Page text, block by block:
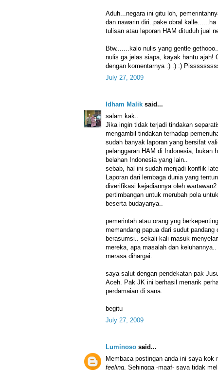
Aduh...negara ini gitu loh,
dan nawarin diri..pake obral
tulisan atau laporan HAM dituduh jual
Btw.......kalo nulis yang gentle
nulis ga jelas siapa, kayak hantu ajah!
dengan komentarnya :) :) :)
July 27, 2009
Idham Malik said...
salam kak..
Jika ingin tidak terjadi tindakan
mengambil tindakan terhadap
sudah banyak laporan yang bersifat
pelanggaran HAM di Indonesia, bukan
belahan Indonesia yang lain..
sebab, hal ini sudah menjadi konflik
Laporan dari lembaga dunia yang
diverifikasi kejadiannya oleh
pertimbangan untuk merubah pola
beserta budayanya..
pemerintah atau orang yng
memandang papua dari sudut
berasumsi.. sekali-kali masuk
mereka, apa masalah dan
merasa dihargai.
saya salut dengan pendekatan pak
Aceh. Pak JK ini berhasil menarik
perdamaian di sana.
begitu
July 27, 2009
Luminoso said...
Membaca postingan anda ini saya kok
feeling . Sehingga -maaf- saya tidak